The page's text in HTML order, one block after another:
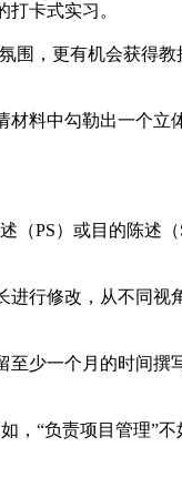
卡式实习。
围，更有机会获得
料中勾勒出一个
（PS）或目的陈述
行修改，从不同视
少一个月的时间撰
“负责项目管理”